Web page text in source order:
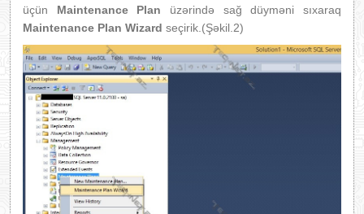
üçün Maintenance Plan üzərində sağ düyməni sıxaraq
Maintenance Plan Wizard seçirik.(Şəkil.2)